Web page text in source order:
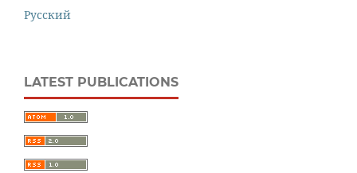
Русский
LATEST PUBLICATIONS